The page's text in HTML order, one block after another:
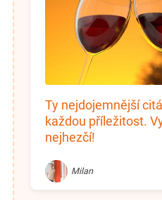
Ty nejdojemnější
každou příležitost.
nejhezčí!
Milan